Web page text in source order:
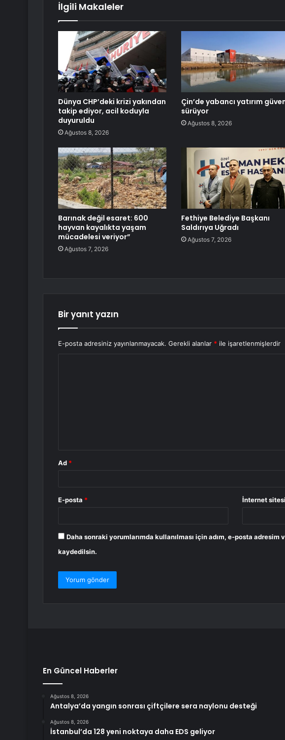
İlgili Makaleler
Dünya CHP’deki krizi yakından
takip ediyor, acil koduyla
duyuruldu
Ağustos 8, 2026
Çin’de yabancı yatırım
sürüyor
Ağustos 8, 2026
Barınak değil esaret: 600
hayvan kayalıkta yaşam
mücadelesi veriyor”
Ağustos 7, 2026
Fethiye Belediye Başkanı
Saldırıya Uğradı
Ağustos 7, 2026
Bir yanıt yazın
E-posta adresiniz yayınlanmayacak. Gerekli alanlar * ile işaretlenmişlerdir
Ad *
E-posta * İnternet sitesi
Daha sonraki yorumlarımda kullanılması için adım, e-posta adresim
kaydedilsin.
En Güncel Haberler
Ağustos 8, 2026
Antalya’da yangın sonrası çiftçilere sera naylonu desteği
Ağustos 8, 2026
İstanbul’da 128 yeni noktaya daha EDS geliyor